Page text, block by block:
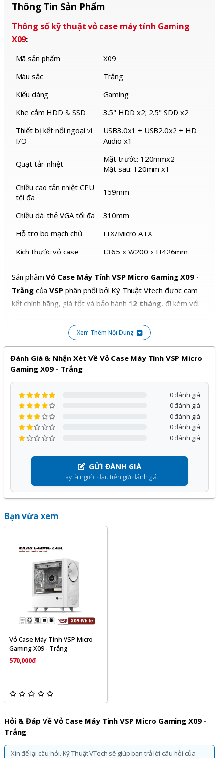
Thông Tin Sản Phẩm
Thông số kỹ thuật vỏ case máy tính Gaming
X09:
Mã sản phẩm
X09
Màu sắc
Trắng
Kiểu dáng
Gaming
Khe cắm HDD & SSD
3.5" HDD x2; 2.5" SDD x2
Thiết bị kết nối ngoại vi
I/O
USB3.0x1 + USB2.0x2 + HD
Audio x1
Quạt tản nhiệt
Mặt trước: 120mmx2
Mặt sau: 120mm x1
Chiều cao tản nhiệt CPU
tối đa
159mm
Chiều dài thẻ VGA tối đa
310mm
Hỗ trợ bo mạch chủ
ITX/Micro ATX
Kích thước vỏ case
L365 x W200 x H426mm
Sản phẩm Vỏ Case Máy Tính VSP Micro Gaming X09 -
Trắng của VSP phân phối bởi Kỹ Thuật Vtech được cam
kết chính hãng, giá tốt và bảo hành 12 tháng, đi kèm với
Quý khách hàng hoàn toàn yên tâm khi lựa chọn sử dụng
Xem Thêm Nội Dung
Đánh Giá & Nhận Xét Về Vỏ Case Máy Tính VSP Micro
Gaming X09 - Trắng
GỬI ĐÁNH GIÁ
Hãy là người đầu tiên gửi đánh giá.
0 đánh giá
0 đánh giá
0 đánh giá
0 đánh giá
0 đánh giá
Bạn vừa xem
Vỏ Case Máy Tính VSP Micro
Gaming X09 - Trắng
570,000đ
Hỏi & Đáp Về Vỏ Case Máy Tính VSP Micro Gaming X09 -
Trắng